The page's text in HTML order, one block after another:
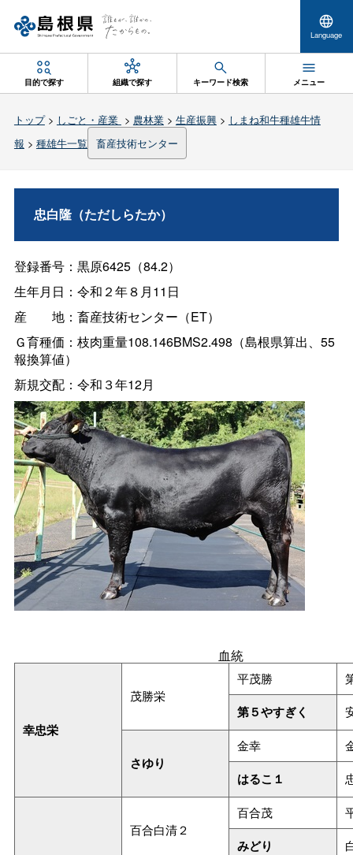
Language
目的で探す 組織で探す キーワード検索 メニュー
トップ> しごと・産業 > 農林業> 生産振興> しまね和牛種雄牛情
報 > 種雄牛一覧 畜産技術センター
忠白隆（ただしらたか）
登録番号：黒原6425（84.2）
生年月日：令和２年８月11日
産 地：畜産技術センター（ET）
Ｇ育種価：枝肉重量108.146BMS2.498（島根県算出、55
報換算値）
新規交配：令和３年12月
血統
幸忠栄
茂勝栄
平茂勝
第５やすぎく
さゆり
金幸
はるこ１
百合白清２
百合茂
みどり